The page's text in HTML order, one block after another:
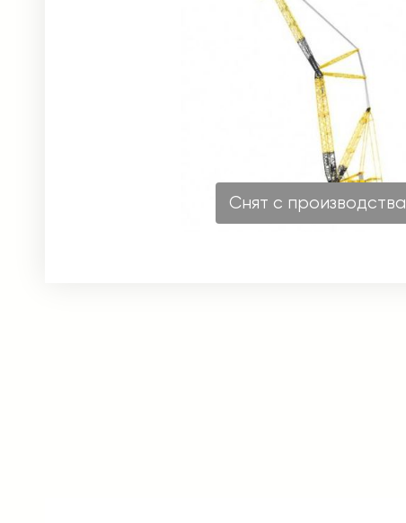
Снят с производства